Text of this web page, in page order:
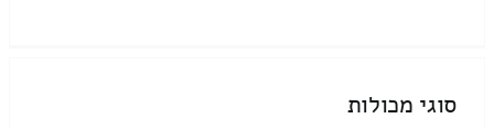
סוגי מכולות